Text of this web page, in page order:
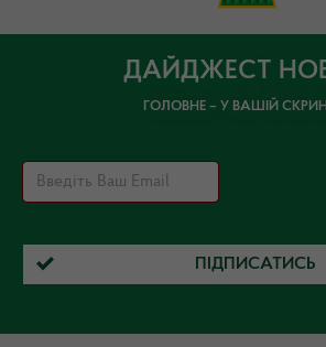
ДАЙДЖЕСТ
ГОЛОВНЕ – У ВАШІЙ
ПІДПИСАТИСЬ